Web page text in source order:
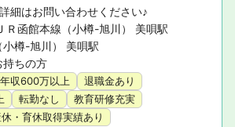
細はお問い合わせください♪
Ｒ函館本線（小樽-旭川） 美唄駅
小樽-旭川） 美唄駅
持ちの方
年収600万以上
退職金あり
転勤なし
教育研修充実
休・育休取得実績あり